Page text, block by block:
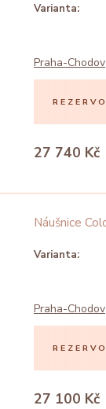
Varianta:
Praha-Chodov
27 740 Kč
Náušnice
Varianta:
Praha-Chodov
27 100 Kč